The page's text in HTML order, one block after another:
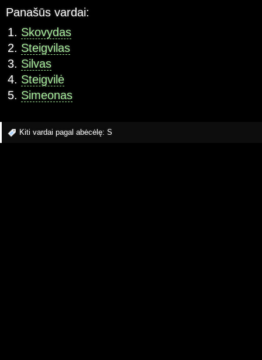
Panašūs vardai:
Skovydas
Steigvilas
Silvas
Steigvilė
Simeonas
Kiti vardai pagal abėcėlę: S